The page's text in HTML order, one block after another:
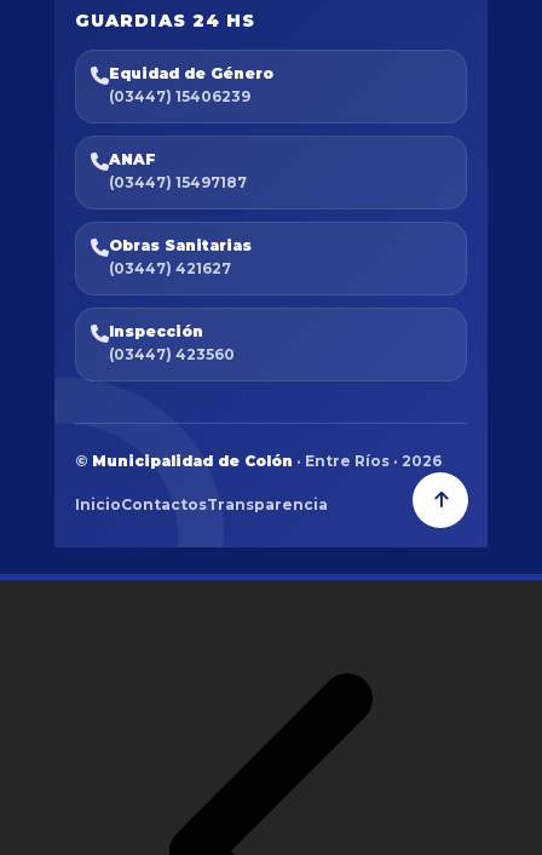
GUARDIAS 24 HS
Equidad de Género
(03447) 15406239
ANAF
(03447) 15497187
Obras Sanitarias
(03447) 421627
Inspección
(03447) 423560
© Municipalidad de Colón · Entre Ríos · 2026
InicioContactosTransparencia